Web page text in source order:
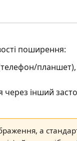
поширення:
планшет),
інший
а